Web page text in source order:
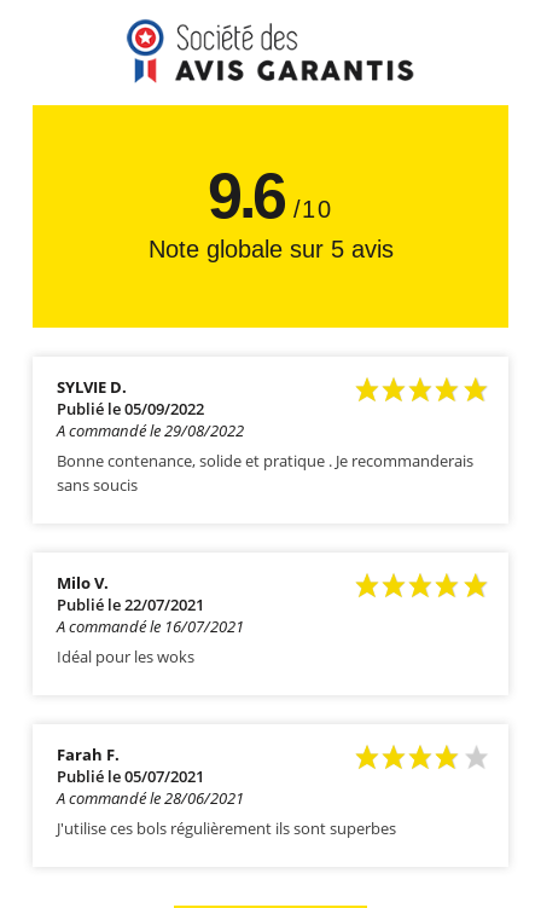
9.6/10
Note globale sur 5 avis
SYLVIE D.
Publié le 05/09/2022
A commandé le 29/08/2022
Bonne contenance, solide et pratique . Je recommanderais
sans soucis
Milo V.
Publié le 22/07/2021
A commandé le 16/07/2021
Idéal pour les woks
Farah F.
Publié le 05/07/2021
A commandé le 28/06/2021
J'utilise ces bols régulièrement ils sont superbes